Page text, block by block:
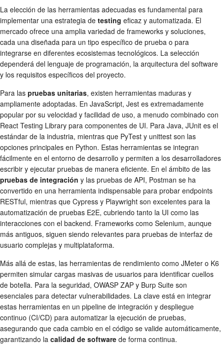
La elección de las herramientas adecuadas es fundamental para
implementar una estrategia de testing eficaz y automatizada. El
mercado ofrece una amplia variedad de frameworks y soluciones,
cada una diseñada para un tipo específico de prueba o para
integrarse en diferentes ecosistemas tecnológicos. La selección
dependerá del lenguaje de programación, la arquitectura del software
y los requisitos específicos del proyecto.
Para las pruebas unitarias, existen herramientas maduras y
ampliamente adoptadas. En JavaScript, Jest es extremadamente
popular por su velocidad y facilidad de uso, a menudo combinado con
React Testing Library para componentes de UI. Para Java, JUnit es el
estándar de la industria, mientras que PyTest y unittest son las
opciones principales en Python. Estas herramientas se integran
fácilmente en el entorno de desarrollo y permiten a los desarrolladores
escribir y ejecutar pruebas de manera eficiente. En el ámbito de las
pruebas de integración y las pruebas de API, Postman se ha
convertido en una herramienta indispensable para probar endpoints
RESTful, mientras que Cypress y Playwright son excelentes para la
automatización de pruebas E2E, cubriendo tanto la UI como las
interacciones con el backend. Frameworks como Selenium, aunque
más antiguos, siguen siendo relevantes para pruebas de interfaz de
usuario complejas y multiplataforma.
Más allá de estas, las herramientas de rendimiento como JMeter o K6
permiten simular cargas masivas de usuarios para identificar cuellos
de botella. Para la seguridad, OWASP ZAP y Burp Suite son
esenciales para detectar vulnerabilidades. La clave está en integrar
estas herramientas en un pipeline de integración y despliegue
continuo (CI/CD) para automatizar la ejecución de pruebas,
asegurando que cada cambio en el código se valide automáticamente,
garantizando la calidad de software de forma continua.